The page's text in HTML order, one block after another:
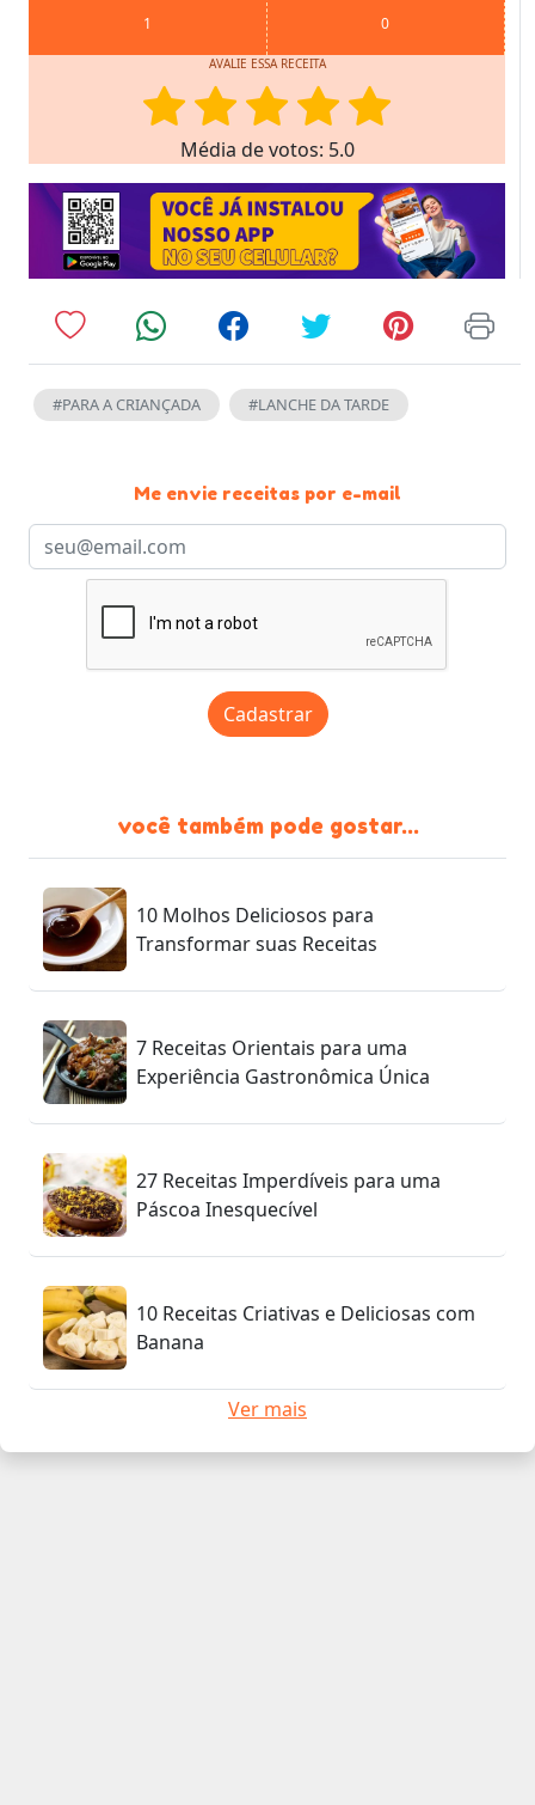
1 0
AVALIE ESSA RECEITA
Média de votos: 5.0
#PARA A CRIANÇADA #LANCHE DA TARDE
Me envie receitas por e-mail
Cadastrar
você também pode gostar...
10 Molhos Deliciosos para
Transformar suas Receitas
7 Receitas Orientais para uma
Experiência Gastronômica Única
27 Receitas Imperdíveis para uma
Páscoa Inesquecível
10 Receitas Criativas e Deliciosas com
Banana
Ver mais